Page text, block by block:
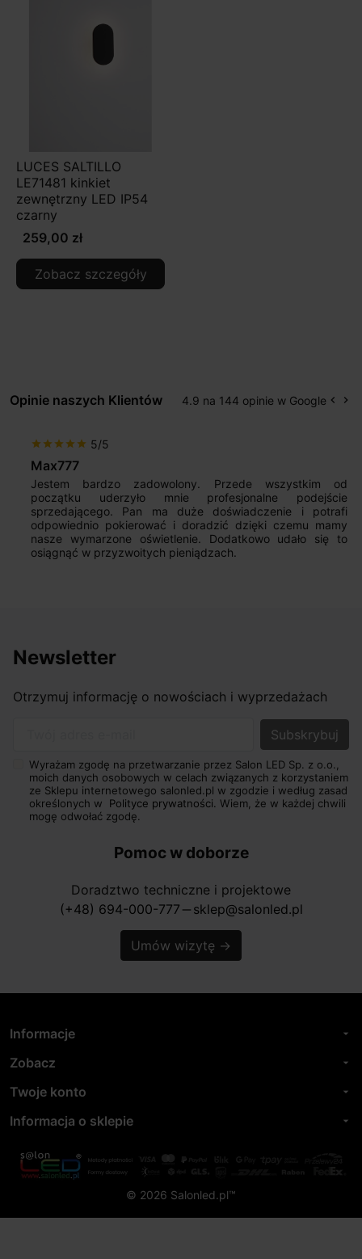
LUCES SALTILLO
LE71481 kinkiet
zewnętrzny LED IP54
czarny
259,00 zł
Zobacz szczegóły
Opinie naszych Klientów 4.9 na 144 opinie w Google keyboard_arrow_left keyboard_arrow_right
starstarstarstarstar 5/5
Max777
Jestem bardzo zadowolony. Przede wszystkim od
początku uderzyło mnie profesjonalne podejście
sprzedającego. Pan ma duże doświadczenie i potrafi
odpowiednio pokierować i doradzić dzięki czemu mamy
nasze wymarzone oświetlenie. Dodatkowo udało się to
osiągnąć w przyzwoitych pieniądzach.
Newsletter
Otrzymuj informację o nowościach i wyprzedażach
Wyrażam zgodę na przetwarzanie przez Salon LED Sp. z o.o.,
moich danych osobowych w celach związanych z korzystaniem
ze Sklepu internetowego salonled.pl w zgodzie i według zasad
określonych w Polityce prywatności. Wiem, że w każdej chwili
mogę odwołać zgodę.
Pomoc w doborze
Doradztwo techniczne i projektowe
(+48) 694-000-777 horizontal_rule sklep@salonled.pl
Umów wizytę →
Informacje arrow_drop_down
Zobacz arrow_drop_down
Twoje konto arrow_drop_down
Informacja o sklepie arrow_drop_down
© 2026 Salonled.pl™